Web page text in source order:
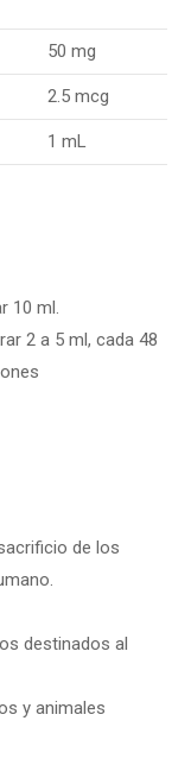
50 mg
2.5 mcg
1 mL
10 ml.
2 a 5 ml, cada 48
de los
destinados al
y animales